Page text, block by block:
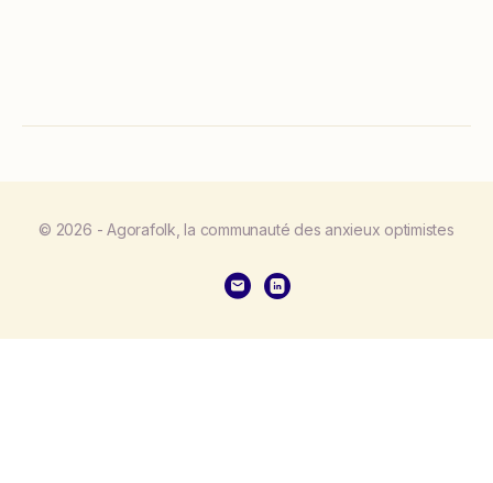
© 2026 - Agorafolk, la communauté des anxieux optimistes